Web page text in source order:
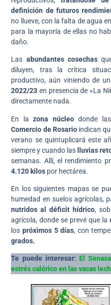
definición de futuros
no llueve, con la falta de agua
para la mayoría de ellas no
daño.
Las abundantes cosechas
diluyen, tras la crítica
productivo, aún viniendo de
2022/23 en presencia de «La
directamente nada.
En lazona núcleodonde las
Comercio de Rosarioindican
verano se quintuplicará este
siempre y cuando las lluvias
semanas. Allí, el rendimiento
4.120 kilos por hectárea.
En los siguientes mapas se
humedad en suelos agrícolas,
nutridos al déficit hídrico,
agrícola, donde se prevé que la
los próximos 5 días, con
grados.
Te puede interesar:El
estrés calórico en las vacas